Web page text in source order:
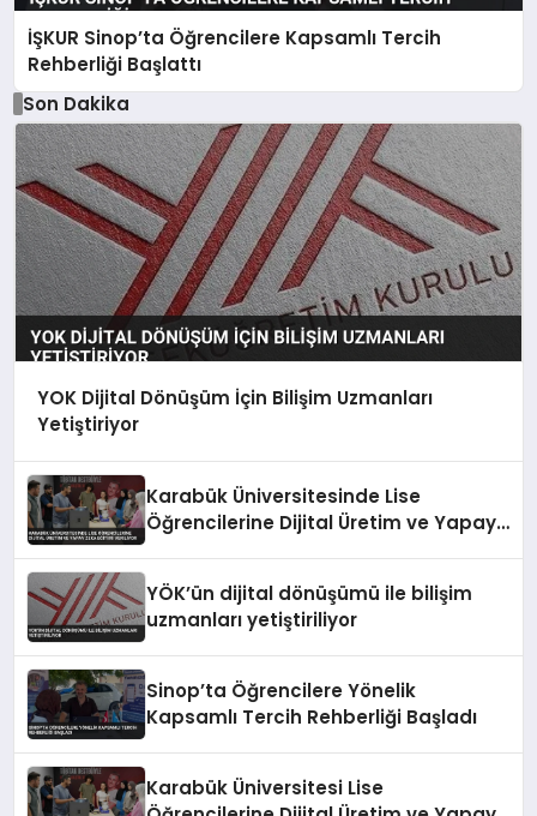
İŞKUR Sinop’ta Öğrencilere Kapsamlı Tercih
Rehberliği Başlattı
Son Dakika
YOK Dijital Dönüşüm İçin Bilişim Uzmanları
Yetiştiriyor
Karabük Üniversitesinde Lise
Öğrencilerine Dijital Üretim ve Yapay
YÖK’ün dijital dönüşümü ile bilişim
uzmanları yetiştiriliyor
Sinop’ta Öğrencilere Yönelik
Kapsamlı Tercih Rehberliği Başladı
Karabük Üniversitesi Lise